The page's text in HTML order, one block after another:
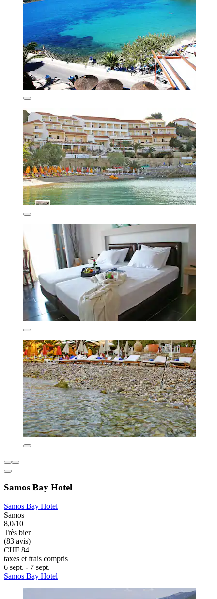
Samos Bay Hotel
Samos Bay Hotel
Samos
8,0/10
Très bien
(83 avis)
CHF 84
taxes et frais compris
6 sept. - 7 sept.
Samos Bay Hotel